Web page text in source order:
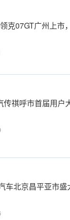
克07GT广州上市
传祺呼市首届用户
车北京昌平亚市盛